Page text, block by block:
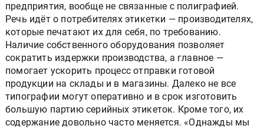
предприятия, вообще не связанные с полиграфией.
Речь идёт о потребителях этикетки — производителях,
которые печатают их для себя, по требованию.
Наличие собственного оборудования позволяет
сократить издержки производства, а главное —
помогает ускорить процесс отправки готовой
продукции на склады и в магазины. Далеко не все
типографии могут оперативно и в срок изготовить
большую партию серийных этикеток. Кроме того, их
содержание довольно часто меняется. «Однажды мы